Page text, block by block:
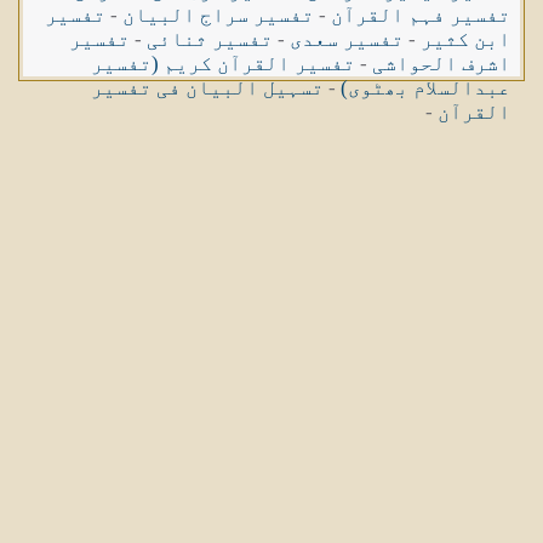
تفسیر فہم القرآن - تفسیر سراج البیان - تفسیر
ابن کثیر - تفسیر سعدی - تفسیر ثنائی - تفسیر
اشرف الحواشی - تفسیر القرآن کریم (تفسیر
عبدالسلام بھٹوی)-تسہیل البیان فی تفسیر
القرآن -